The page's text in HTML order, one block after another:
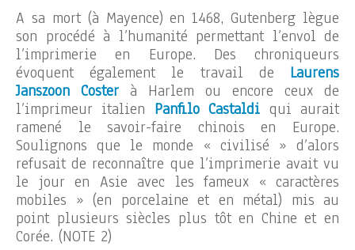
A sa mort (à Mayence) en 1468, Gutenberg lègue
son procédé à l’humanité permettant l’envol de
l’imprimerie en Europe. Des chroniqueurs
évoquent également le travail de Laurens
Janszoon Coster à Harlem ou encore ceux de
l’imprimeur italien Panfilo Castaldi qui aurait
ramené le savoir-faire chinois en Europe.
Soulignons que le monde « civilisé » d’alors
refusait de reconnaître que l’imprimerie avait vu
le jour en Asie avec les fameux « caractères
mobiles » (en porcelaine et en métal) mis au
point plusieurs siècles plus tôt en Chine et en
Corée. (NOTE 2)